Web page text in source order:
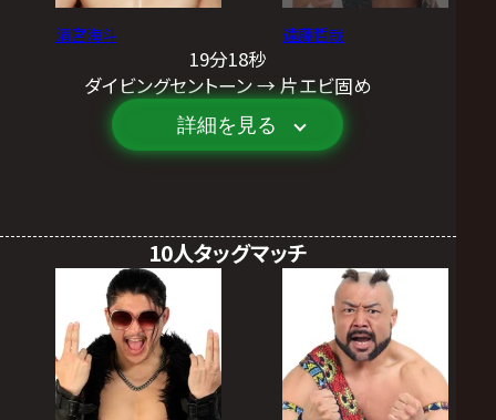
清宮海斗 遠藤哲哉
19分18秒
ダイビングセントーン → 片エビ固め
詳細を見る
10人タッグマッチ